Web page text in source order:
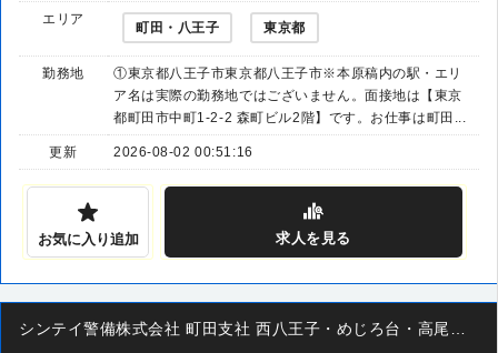
エリア
町田・八王子 東京都
勤務地
①東京都八王子市東京都八王子市※本原稿内の駅・エリ
ア名は実際の勤務地ではございません。面接地は【東京
都町田市中町1-2-2 森町ビル2階】です。お仕事は町田...
更新 2026-08-02 00:51:16
お気に入り追加 求人 を見る